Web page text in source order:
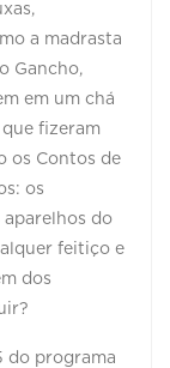
a madrasta
Gancho,
em um chá
fizeram
os Contos de
os
do
feitiço e
dos
do programa